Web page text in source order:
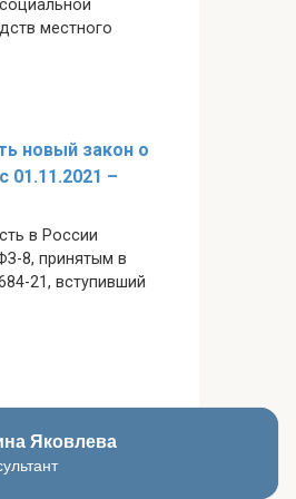
местного
новый закон о
01.11.2021 –
в России
8, принятым в
21, вступивший